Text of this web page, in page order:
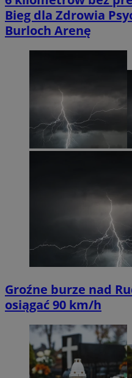
Bieg dla Zdrowia
Burloch Arenę
Groźne burze nad
osiągać 90 km/h